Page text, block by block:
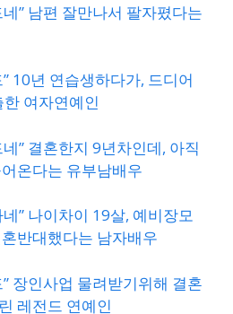
” 남편 잘만나서 팔자폈다는
10년 연습생하다가, 드디어
한 여자연예인
” 결혼한지 9년차인데, 아직
온다는 유부남배우
” 나이차이 19살, 예비장모
반대했다는 남자배우
장인사업 물려받기위해 결혼
레전드 연예인